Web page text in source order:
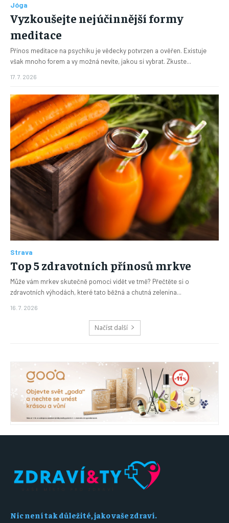
Jóga
Vyzkoušejte nejúčinnější formy
meditace
Přínos meditace na psychiku je vědecky potvrzen a ověřen. Existuje
však mnoho forem a vy možná nevíte, jakou si vybrat. Zkuste...
17. 7. 2026
Strava
Top 5 zdravotních přínosů mrkve
Může vám mrkev skutečně pomoci vidět ve tmě? Přečtěte si o
zdravotních výhodách, které tato běžná a chutná zelenina...
16. 7. 2026
Načíst další
Nic není tak důležité, jako vaše zdraví.